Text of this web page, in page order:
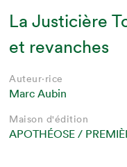
La Justicière
et revanches
Auteur·rice
Marc Aubin
Maison d'édition
APOTHÉOSE /